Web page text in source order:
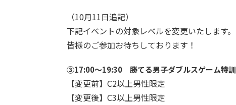
（10月11日追記）
下記イベントの対象レベルを変更いたします。
皆様のご参加お待ちしております！
③17:00～19:30 勝てる男子ダブルスゲーム特訓
【変更前】C2以上男性限定
【変更後】C3以上男性限定